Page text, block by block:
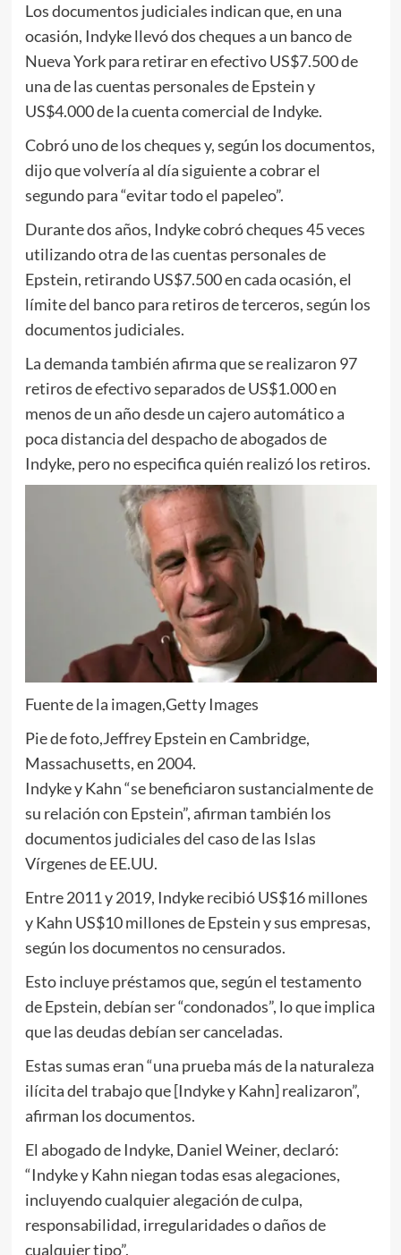
Los documentos judiciales indican que, en una
ocasión, Indyke llevó dos cheques a un banco de
Nueva York para retirar en efectivo US$7.500 de
una de las cuentas personales de Epstein y
US$4.000 de la cuenta comercial de Indyke.
Cobró uno de los cheques y, según los documentos,
dijo que volvería al día siguiente a cobrar el
segundo para “evitar todo el papeleo”.
Durante dos años, Indyke cobró cheques 45 veces
utilizando otra de las cuentas personales de
Epstein, retirando US$7.500 en cada ocasión, el
límite del banco para retiros de terceros, según los
documentos judiciales.
La demanda también afirma que se realizaron 97
retiros de efectivo separados de US$1.000 en
menos de un año desde un cajero automático a
poca distancia del despacho de abogados de
Indyke, pero no especifica quién realizó los retiros.
Fuente de la imagen,Getty Images
Pie de foto,Jeffrey Epstein en Cambridge,
Massachusetts, en 2004.
Indyke y Kahn “se beneficiaron sustancialmente de
su relación con Epstein”, afirman también los
documentos judiciales del caso de las Islas
Vírgenes de EE.UU.
Entre 2011 y 2019, Indyke recibió US$16 millones
y Kahn US$10 millones de Epstein y sus empresas,
según los documentos no censurados.
Esto incluye préstamos que, según el testamento
de Epstein, debían ser “condonados”, lo que implica
que las deudas debían ser canceladas.
Estas sumas eran “una prueba más de la naturaleza
ilícita del trabajo que [Indyke y Kahn] realizaron”,
afirman los documentos.
El abogado de Indyke, Daniel Weiner, declaró:
“Indyke y Kahn niegan todas esas alegaciones,
incluyendo cualquier alegación de culpa,
responsabilidad, irregularidades o daños de
cualquier tipo”.